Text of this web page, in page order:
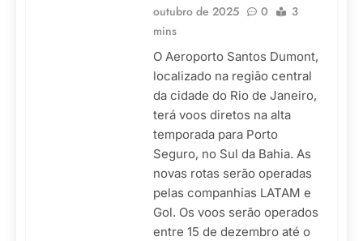
outubro de 2025
0
3
mins
O Aeroporto Santos Dumont,
localizado na região central
da cidade do Rio de Janeiro,
terá voos diretos na alta
temporada para Porto
Seguro, no Sul da Bahia. As
novas rotas serão operadas
pelas companhias LATAM e
Gol. Os voos serão operados
entre 15 de dezembro até o